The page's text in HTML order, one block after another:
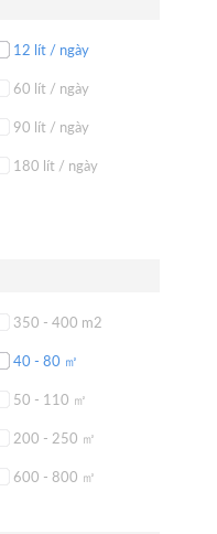
12 lít / ngày
60 lít / ngày
90 lít / ngày
180 lít / ngày
350 - 400 m2
40 - 80 ㎡
50 - 110 ㎡
200 - 250 ㎡
600 - 800 ㎡